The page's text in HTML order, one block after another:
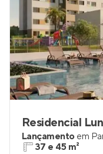
Residencial
Lançamento em
37 e 45 m²